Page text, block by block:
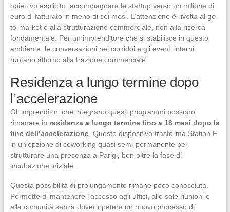
obiettivo esplicito: accompagnare le startup verso un milione di
euro di fatturato in meno di sei mesi. L’attenzione è rivolta al go-
to-market e alla strutturazione commerciale, non alla ricerca
fondamentale. Per un imprenditore che si stabilisce in questo
ambiente, le conversazioni nei corridoi e gli eventi interni
ruotano attorno alla trazione commerciale.
Residenza a lungo termine dopo
l’accelerazione
Gli imprenditori che integrano questi programmi possono
rimanere in residenza a lungo termine fino a 18 mesi dopo la
fine dell’accelerazione. Questo dispositivo trasforma Station F
in un’opzione di coworking quasi semi-permanente per
strutturare una presenza a Parigi, ben oltre la fase di
incubazione iniziale.
Questa possibilità di prolungamento rimane poco conosciuta.
Permette di mantenere l’accesso agli uffici, alle sale riunioni e
alla comunità senza dover ripetere un nuovo processo di